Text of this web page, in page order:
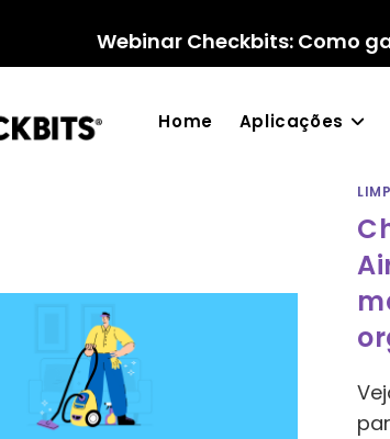
Webinar Checkbits: Como
Home Aplicações